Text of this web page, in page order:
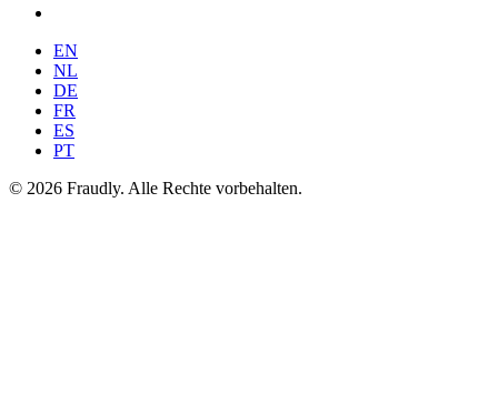
EN
NL
DE
FR
ES
PT
© 2026 Fraudly. Alle Rechte vorbehalten.